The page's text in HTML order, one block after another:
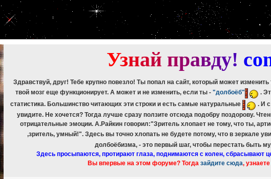
mysqli_fetch_assoc(): Couldn't fetch mysqli_result
mysqli_free_result(): Couldn't fetch mysqli_result
265 :mysqli_fetch_assoc(): Couldn't fetch mysqli_result
329 :mysqli_free_result(): Couldn't fetch mysqli_result
265 : mysqli_fetch_assoc(): Couldn't fetch mysqli_result
mysqli_free_result(): Couldn't fetch mysqli_result
Узнай правду! c
Здравствуй, друг! Тебе крупно повезло! Ты попал на сайт, который может
твой мозг еще функционирует. А может и не изменить, если ты - "долбоёб"
.
статистика. Большинство читающих эти строки и есть самые натуральные
. И
увидите. Не хочется? Тогда лучше сразу ползите отсюда подобру поздорову.
отрицательные эмоции. А.Райкин говорил:"Зритель хлопает не тому, что ты,
,зритель, умный!". Здесь вы точно хлопать не будете потому, что в зеркале
долбоёбизма, - это первый шаг, чтобы перестать быть
Здесь просыпаются, протирают глаза, поднимаются с колен, сбрасывают
Вы впервые на этом форуме? Тогда зайдите сюда,